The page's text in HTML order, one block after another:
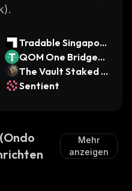
Tradable Singapore
Fintech SSL
QOM One Bridged
USDT (QL1)
The Vault Staked S
OL
Sentient
Mehr
anzeigen